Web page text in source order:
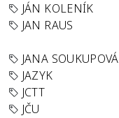
JÁN KOLENÍK
JAN RAUS
JANA SOUKUPOVÁ
JAZYK
JCTT
JČU